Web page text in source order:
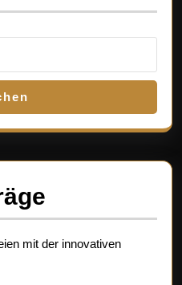
mit der innovativen